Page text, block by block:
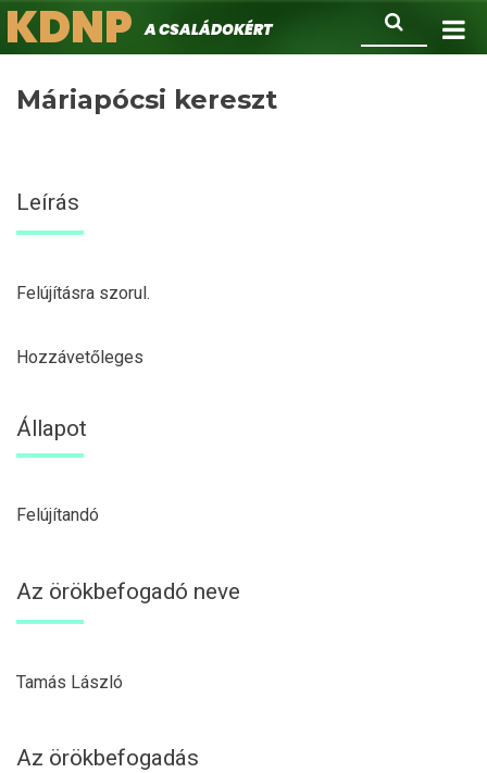
Ugrás
a
Keresés
KDNPA családokért.
Máriapócsi kereszt
Leírás
Felújításra szorul.
Hozzávetőleges
Állapot
Felújítandó
Az örökbefogadó neve
Tamás László
Az örökbefogadás